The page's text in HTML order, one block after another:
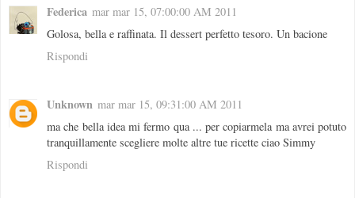
Federica mar mar 15, 07:00:00 AM 2011
Golosa, bella e raffinata. Il dessert perfetto tesoro. Un bacione
Rispondi
Unknown mar mar 15, 09:31:00 AM 2011
ma che bella idea mi fermo qua ... per copiarmela ma avrei potuto
tranquillamente scegliere molte altre tue ricette ciao Simmy
Rispondi